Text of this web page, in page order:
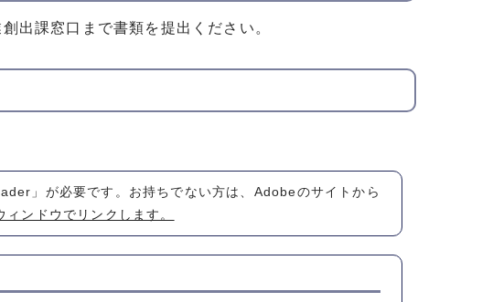
課窓口まで書類を提出ください。
」が必要です。お持ちでない方は、Adobeのサイトから
ンドウでリンクします。